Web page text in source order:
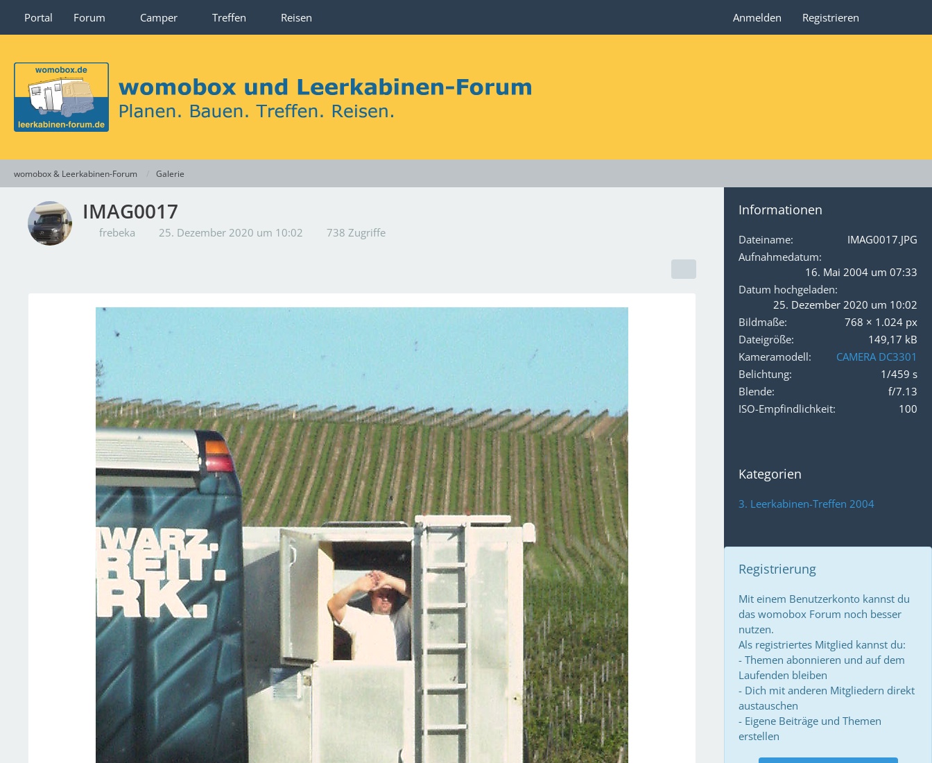
Portal Forum Camper Treffen Reisen Anmelden Registrieren
womobox & Leerkabinen-Forum Galerie
IMAG0017
frebeka 25. Dezember 2020 um 10:02 738 Zugriffe
Informationen
Dateiname
IMAG0017.JPG
Aufnahmedatum
16. Mai 2004 um 07:33
Datum hochgeladen
25. Dezember 2020 um 10:02
Bildmaße
768 × 1.024 px
Dateigröße
149,17 kB
Kameramodell
CAMERA DC3301
Belichtung
1/459 s
Blende
f/7.13
ISO-Empfindlichkeit
100
Kategorien
3. Leerkabinen-Treffen 2004
Registrierung
Mit einem Benutzerkonto kannst du
das womobox Forum noch besser
nutzen.
Als registriertes Mitglied kannst du:
- Themen abonnieren und auf dem
Laufenden bleiben
- Dich mit anderen Mitgliedern direkt
austauschen
- Eigene Beiträge und Themen
erstellen